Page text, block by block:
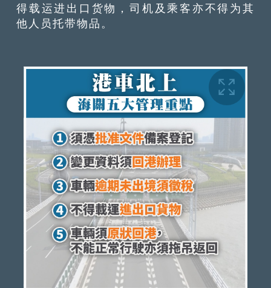
得载运进出口货物，司机及乘客亦不得为其
他人员托带物品。